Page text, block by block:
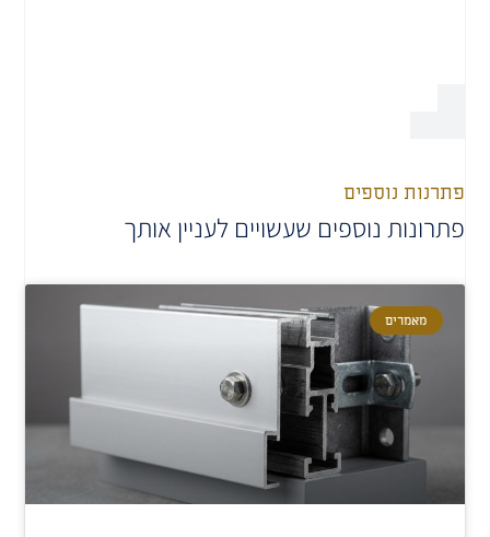
פתרנות נוספים
פתרונות נוספים שעשויים לעניין אותך
מאמרים